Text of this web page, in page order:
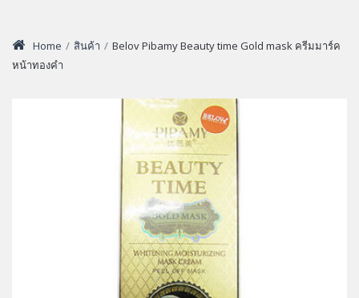
Home / สินค้า / Belov Pibamy Beauty time Gold mask ครีมมาร์ค
หน้าทองคำ